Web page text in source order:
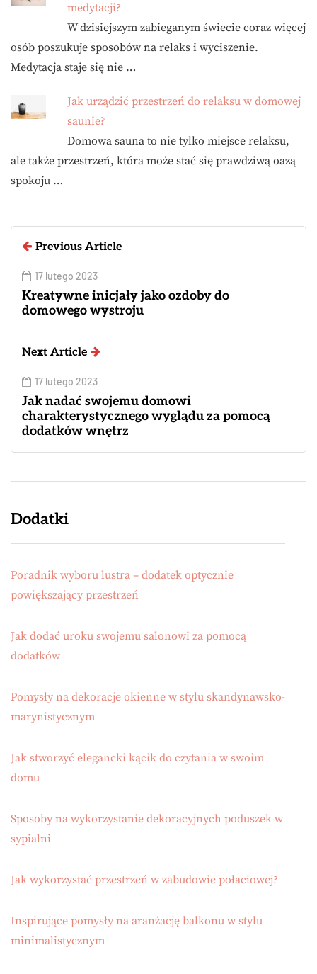
medytacji?
W dzisiejszym zabieganym świecie coraz więcej
osób poszukuje sposobów na relaks i wyciszenie.
Medytacja staje się nie …
Jak urządzić przestrzeń do relaksu w domowej
saunie?
Domowa sauna to nie tylko miejsce relaksu,
ale także przestrzeń, która może stać się prawdziwą oazą
spokoju …
Previous Article
17 lutego 2023
Kreatywne inicjały jako ozdoby do
domowego wystroju
Next Article
17 lutego 2023
Jak nadać swojemu domowi
charakterystycznego wyglądu za pomocą
dodatków wnętrz
Dodatki
Poradnik wyboru lustra – dodatek optycznie
powiększający przestrzeń
Jak dodać uroku swojemu salonowi za pomocą
dodatków
Pomysły na dekoracje okienne w stylu skandynawsko-
marynistycznym
Jak stworzyć elegancki kącik do czytania w swoim
domu
Sposoby na wykorzystanie dekoracyjnych poduszek w
sypialni
Jak wykorzystać przestrzeń w zabudowie połaciowej?
Inspirujące pomysły na aranżację balkonu w stylu
minimalistycznym